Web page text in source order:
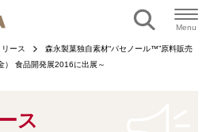
Menu
ース
森永製菓独自素材“パセノール™”原料販売
） 食品開発展2016に出展～
ス